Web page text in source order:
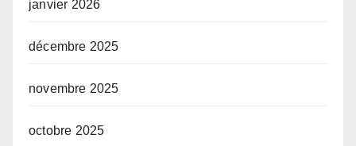
janvier 2026
décembre 2025
novembre 2025
octobre 2025